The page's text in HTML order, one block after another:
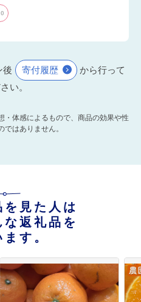
0
後 寄付履歴
から行って
い。
体感によるもので、商品の効果や性
ではありません。
を見た人は
返礼品を
す。